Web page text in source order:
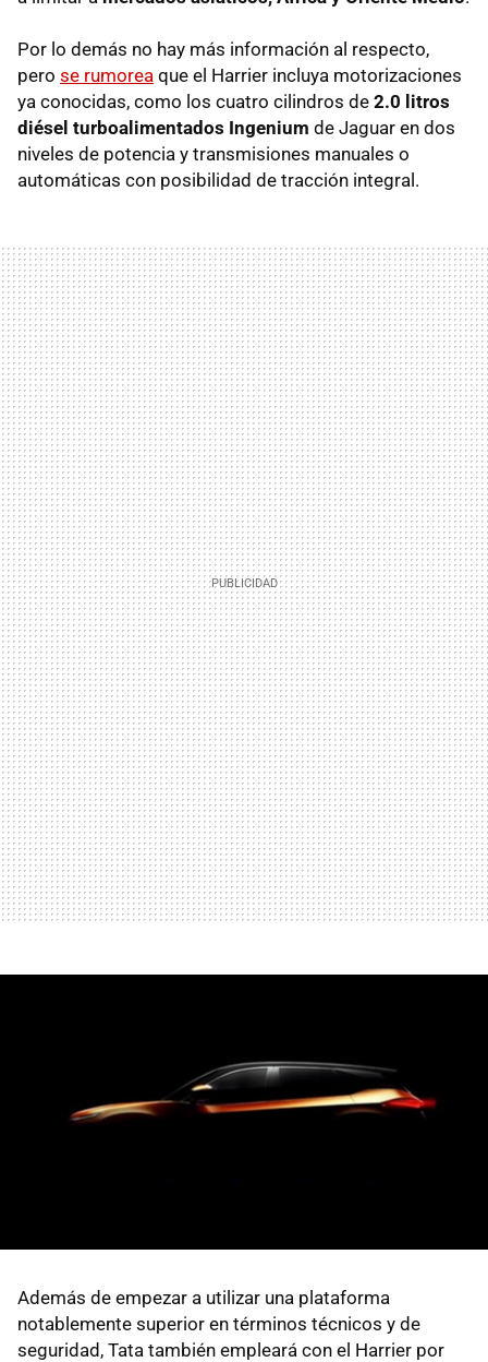
Por lo demás no hay más información al respecto,
pero se rumorea que el Harrier incluya motorizaciones
ya conocidas, como los cuatro cilindros de 2.0 litros
diésel turboalimentados Ingenium de Jaguar en dos
niveles de potencia y transmisiones manuales o
automáticas con posibilidad de tracción integral.
Además de empezar a utilizar una plataforma
notablemente superior en términos técnicos y de
seguridad, Tata también empleará con el Harrier por